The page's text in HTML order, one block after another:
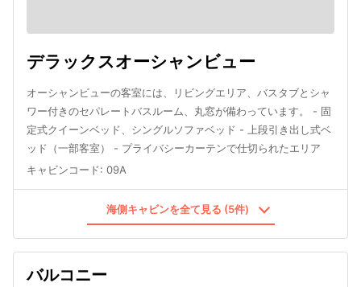
デラックスオーシャンビュー
オーシャンビューの客室には、リビングエリア、バスタブとシャ
ワー付きのセパレートバスルーム、丸窓が備わっています。 - 固
定式クイーンベッド、シングルソファベッド - 上段引き出し式ベ
ッド（一部客室） - プライバシーカーテンで仕切られたエリア
キャビンコード: 09A
海側キャビンを全て見る (5件)
バルコニー